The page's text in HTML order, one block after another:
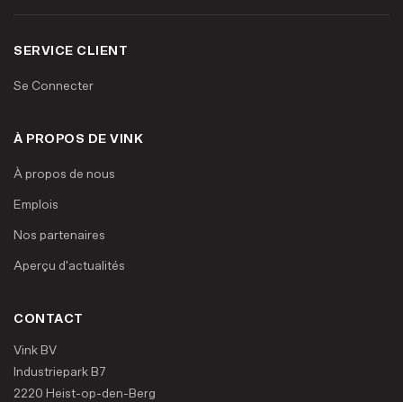
SERVICE CLIENT
Se Connecter
À PROPOS DE VINK
À propos de nous
Emplois
Nos partenaires
Aperçu d'actualités
CONTACT
Vink BV
Industriepark B7
2220 Heist-op-den-Berg